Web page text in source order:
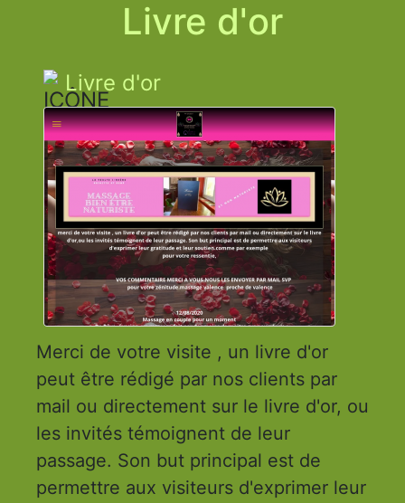
Livre d'or
Livre d'or
Merci de votre visite , un livre d'or
peut être rédigé par nos clients par
mail ou directement sur le livre d'or, ou
les invités témoignent de leur
passage. Son but principal est de
permettre aux visiteurs d'exprimer leur